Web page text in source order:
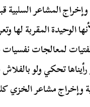
المشاعر
الوحيدة المقربة
لمعالجات
رأيناها تحكي ولو
وإخراج مشاعر الخزي